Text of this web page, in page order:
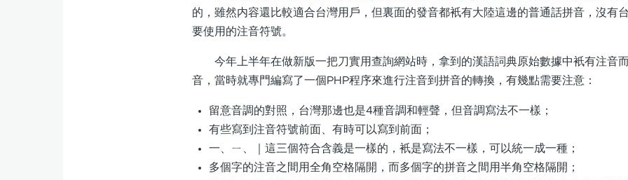
的，雖然内容還比較適合台灣用戶，但裏面的發音都衹有大陸這邊的普通話拼音，沒有
要使用的注音符號。
今年上半年在做新版一把刀實用查詢網站時，拿到的漢語詞典原始數據中衹有注音
音，當時就專門編寫了一個PHP程序來進行注音到拼音的轉換，有幾點需要注意：
留意音調的對照，台灣那邊也是4種音調和輕聲，但音調寫法不一樣；
有些寫到注音符號前面、有時可以寫到前面；
一、ㄧ、｜這三個符合含義是一樣的，衹是寫法不一樣，可以統一成一種；
多個字的注音之間用全角空格隔開，而多個字的拼音之間用半角空格隔開；